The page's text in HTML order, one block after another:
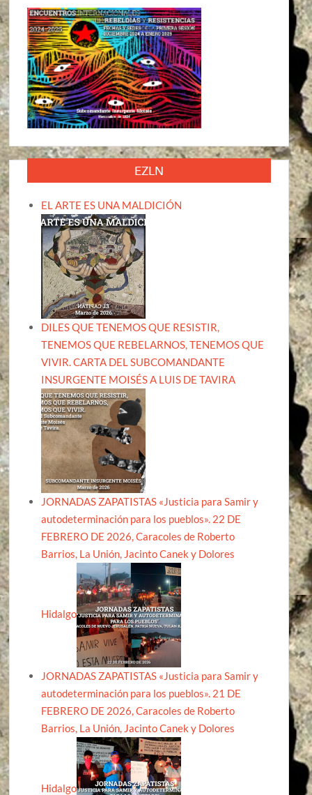
EZLN
EL ARTE ES UNA MALDICIÓN
DILES QUE TENEMOS QUE RESISTIR,
TENEMOS QUE REBELARNOS, TENEMOS QUE
VIVIR. CARTA DEL SUBCOMANDANTE
INSURGENTE MOISÉS A LUIS DE TAVIRA
JORNADAS ZAPATISTAS «Justicia para Samir y
autodeterminación para los pueblos». 22 DE
FEBRERO DE 2026, Caracoles de Roberto
Barrios, La Unión, Jacinto Canek y Dolores
Hidalgo
JORNADAS ZAPATISTAS «Justicia para Samir y
autodeterminación para los pueblos». 21 DE
FEBRERO DE 2026, Caracoles de Roberto
Barrios, La Unión, Jacinto Canek y Dolores
Hidalgo